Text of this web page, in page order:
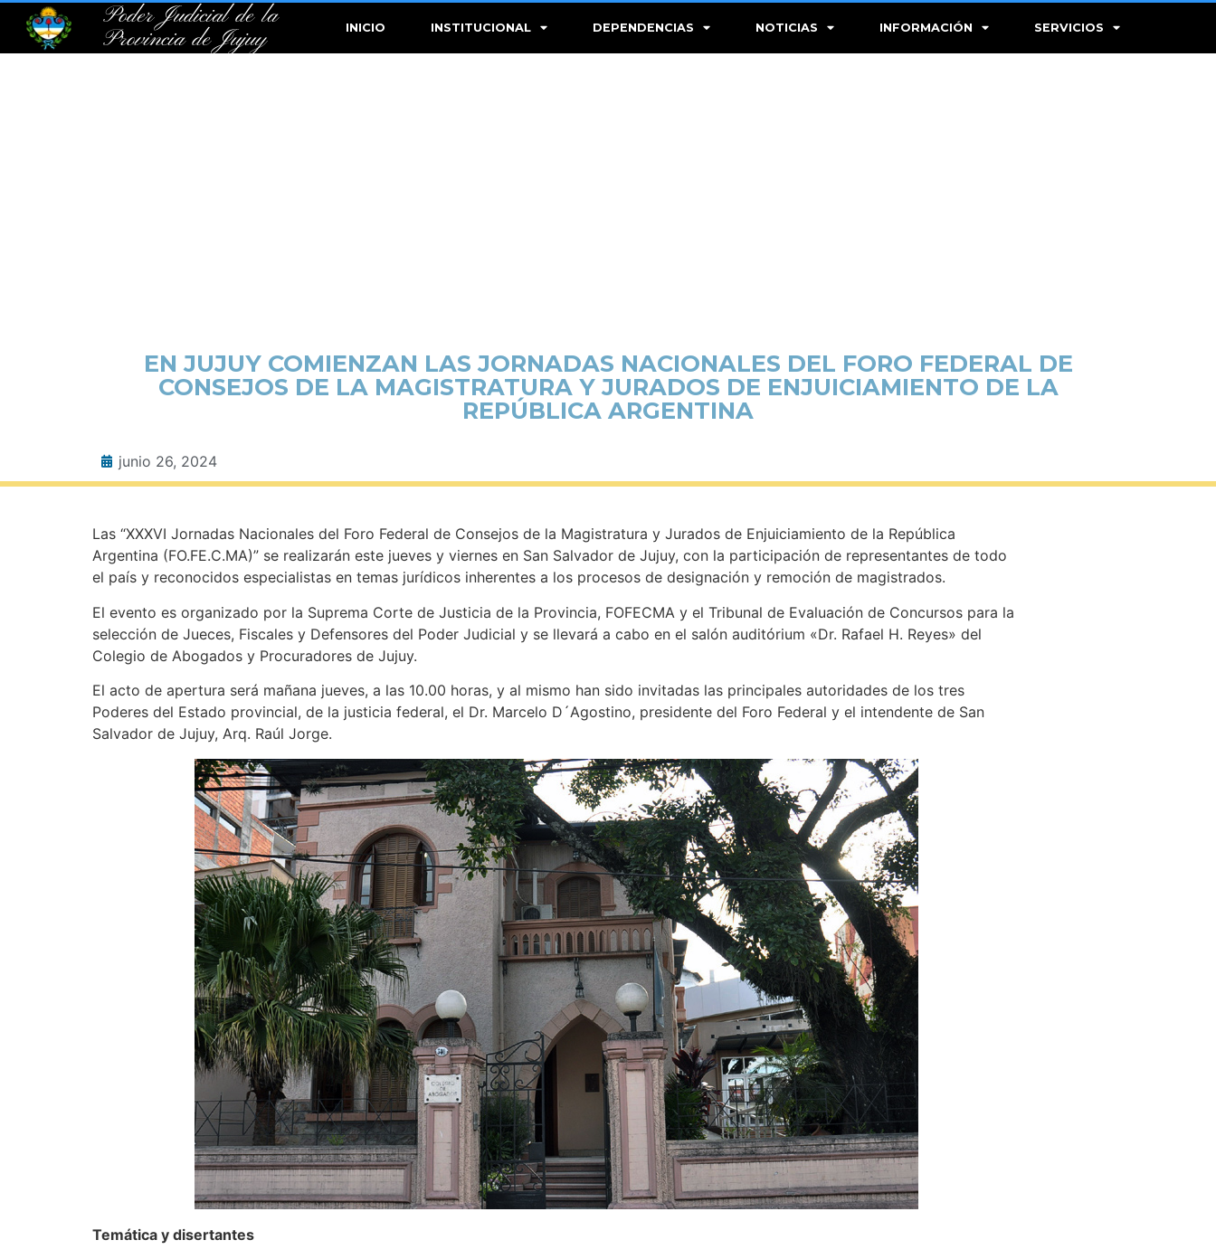
Poder Judicial de la
Provincia de Jujuy
INICIO INSTITUCIONAL DEPENDENCIAS NOTICIAS INFORMACIÓN SERVICIOS
EN JUJUY COMIENZAN LAS JORNADAS NACIONALES DEL FORO FEDERAL DE
CONSEJOS DE LA MAGISTRATURA Y JURADOS DE ENJUICIAMIENTO DE LA
REPÚBLICA ARGENTINA
junio 26, 2024
Las “XXXVI Jornadas Nacionales del Foro Federal de Consejos de la Magistratura y Jurados de Enjuiciamiento de la República
Argentina (FO.FE.C.MA)” se realizarán este jueves y viernes en San Salvador de Jujuy, con la participación de representantes de todo
el país y reconocidos especialistas en temas jurídicos inherentes a los procesos de designación y remoción de magistrados.
El evento es organizado por la Suprema Corte de Justicia de la Provincia, FOFECMA y el Tribunal de Evaluación de Concursos para la
selección de Jueces, Fiscales y Defensores del Poder Judicial y se llevará a cabo en el salón auditórium «Dr. Rafael H. Reyes» del
Colegio de Abogados y Procuradores de Jujuy.
El acto de apertura será mañana jueves, a las 10.00 horas, y al mismo han sido invitadas las principales autoridades de los tres
Poderes del Estado provincial, de la justicia federal, el Dr. Marcelo D´Agostino, presidente del Foro Federal y el intendente de San
Salvador de Jujuy, Arq. Raúl Jorge.
Temática y disertantes